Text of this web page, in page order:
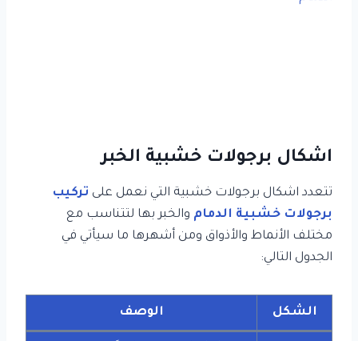
اشكال برجولات خشبية الخبر
تتعدد اشكال برجولات خشبية التي نعمل على تركيب
برجولات خشبية الدمام والخبر بها لتتناسب مع
مختلف الأنماط والأذواق ومن أشهرها ما سيأتي في
الجدول التالي:
الشكل الوصف